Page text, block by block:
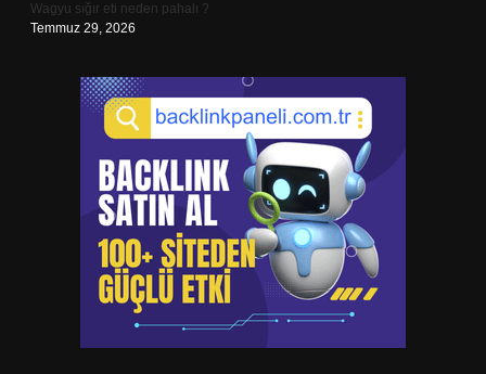
Wagyu sığır eti neden pahalı ?
Temmuz 29, 2026